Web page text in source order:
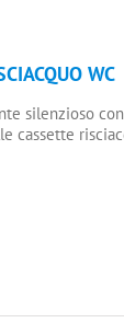
WC
silenzioso
cassette